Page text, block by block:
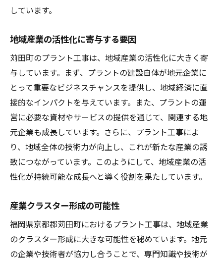
しています。
地域産業の活性化に寄与する要因
苅田町のプラント工事は、地域産業の活性化に大きく寄
与しています。まず、プラントの建設自体が地元企業に
とって重要なビジネスチャンスを提供し、地域経済に直
接的なインパクトを与えています。また、プラントの運
営に必要な資材やサービスの提供を通じて、関連する地
元企業も成長しています。さらに、プラント工事によ
り、地域全体の技術力が向上し、これが新たな産業の誘
致につながっています。このようにして、地域産業の活
性化が持続可能な成長へと導く役割を果たしています。
産業クラスター形成の可能性
福岡県京都郡苅田町におけるプラント工事は、地域産業
のクラスター形成に大きな可能性を秘めています。地元
の企業や技術者が協力し合うことで、専門知識や技術が